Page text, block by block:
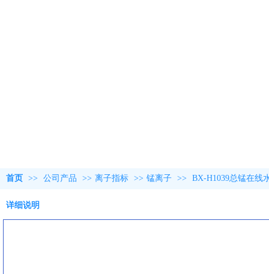
首页 >> 公司产品 >> 离子指标 >> 锰离子 >> BX-H1039总锰在线
详细说明